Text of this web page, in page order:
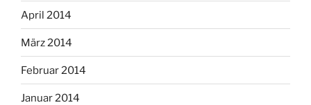
April 2014
März 2014
Februar 2014
Januar 2014